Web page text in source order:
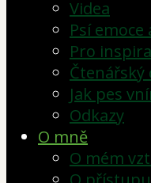
Videa
Psí emoce
Pro
Čtenářský
Jak pes
Odkazy
O mně
O mém